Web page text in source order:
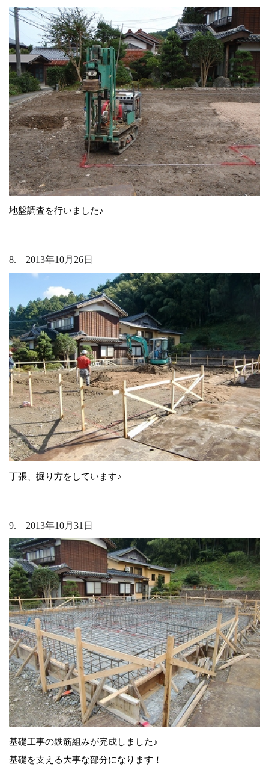
地盤調査を行いました♪
8. 2013年10月26日
丁張、掘り方をしています♪
9. 2013年10月31日
基礎工事の鉄筋組みが完成しました♪
基礎を支える大事な部分になります！